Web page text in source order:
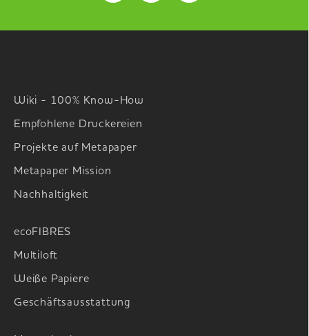
Wiki - 100% Know-How
Empfohlene Druckereien
Projekte auf Metapaper
Metapaper Mission
Nachhaltigkeit
ecoFIBRES
Multiloft
Weiße Papiere
Geschäftsausstattung